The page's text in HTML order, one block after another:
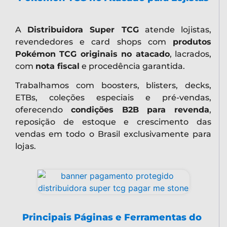
A Distribuidora Super TCGatende lojistas,
revendedores e card shops com produtos
Pokémon TCG originais no atacado, lacrados,
com nota fiscal e procedência garantida.
Trabalhamos com boosters, blisters, decks,
ETBs, coleções especiais e pré-vendas,
oferecendo condições B2B para revenda,
reposição de estoque e crescimento das
vendas em todo o Brasil exclusivamente para
lojas.
Principais Páginas e Ferramentas do